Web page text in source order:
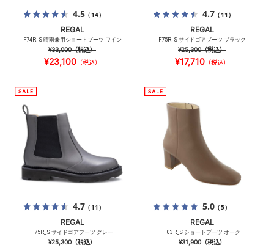
4.5（14）
REGAL
F74R_S 晴雨兼用ショートブーツ ワイン
¥33,000（税込）
¥23,100（税込）
4.7（11）
REGAL
F75R_S サイドゴアブーツ ブラック
¥25,300（税込）
¥17,710（税込）
4.7（11）
REGAL
F75R_S サイドゴアブーツ グレー
¥25,300（税込）
5.0（5）
REGAL
F03R_S ショートブーツ オーク
¥31,900（税込）